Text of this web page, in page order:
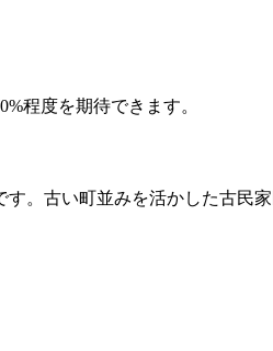
程度を期待できます。
。古い町並みを活かした古民